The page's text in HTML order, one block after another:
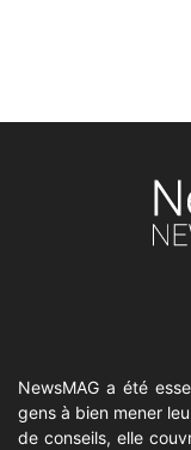
NewsMAG a été
gens à bien mener
de conseils, elle